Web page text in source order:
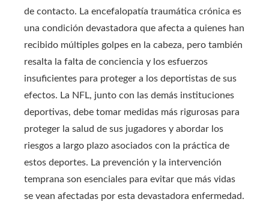
de contacto. La encefalopatía traumática crónica es
una condición devastadora que afecta a quienes han
recibido múltiples golpes en la cabeza, pero también
resalta la falta de conciencia y los esfuerzos
insuficientes para proteger a los deportistas de sus
efectos. La NFL, junto con las demás instituciones
deportivas, debe tomar medidas más rigurosas para
proteger la salud de sus jugadores y abordar los
riesgos a largo plazo asociados con la práctica de
estos deportes. La prevención y la intervención
temprana son esenciales para evitar que más vidas
se vean afectadas por esta devastadora enfermedad.